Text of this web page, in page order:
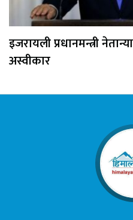
इजरायली प्रधानमन्त्री
अस्वीकार